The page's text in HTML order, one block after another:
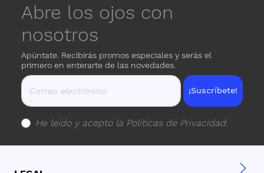
Abre los ojos con
nosotros
Apúntate. Recibirás promos especiales y serás el
primero en enterarte de las novedades.
¡Suscríbete!
He leído y acepto la Políticas de Privacidad.